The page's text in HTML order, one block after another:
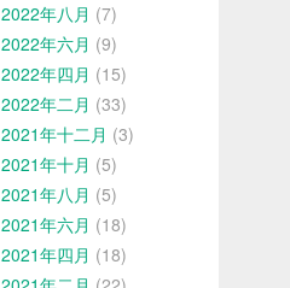
2022年八月 (7)
2022年六月 (9)
2022年四月 (15)
2022年二月 (33)
2021年十二月 (3)
2021年十月 (5)
2021年八月 (5)
2021年六月 (18)
2021年四月 (18)